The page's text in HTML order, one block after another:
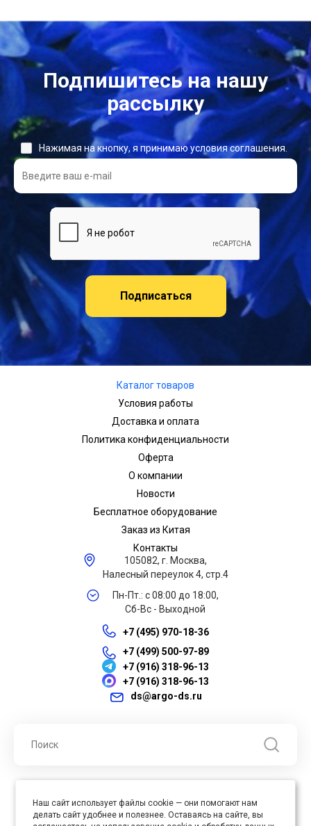
Подпишитесь на нашу
рассылку
Подписаться
Нажимая на кнопку, я принимаю условия соглашения.
Каталог товаров
Условия работы
Доставка и оплата
Политика конфиденциальности
Оферта
О компании
Новости
Бесплатное оборудование
Заказ из Китая
Контакты
105082, г. Москва,
Налесный переулок 4, стр.4
Пн-Пт.: с 08:00 до 18:00,
Сб-Вс - Выходной
+7 (495) 970-18-36
+7 (499) 500-97-89
+7 (916) 318-96-13
+7 (916) 318-96-13
ds@argo-ds.ru
права защищены
Юр. адрес : 105005, г. Москва, ул. Бауманская, д.20, стр. 3
Наш сайт использует файлы cookie — они помогают нам
делать сайт удобнее и полезнее. Оставаясь на сайте, вы